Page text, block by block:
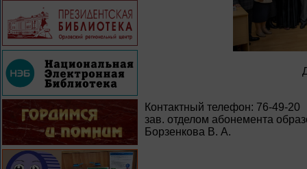
Контактный телефон: 76-49-20
зав. отделом абонемента
Борзенкова В. А.